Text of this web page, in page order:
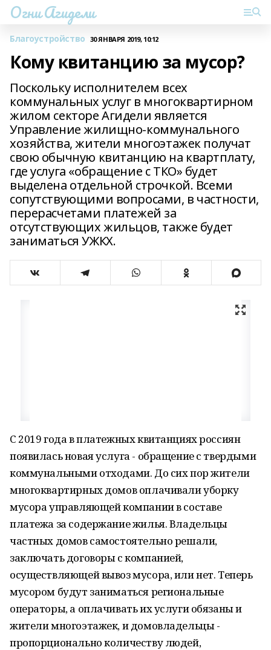
Огни Агидели
Благоустройство 30 ЯНВАРЯ 2019, 10:12
Кому квитанцию за мусор?
Поскольку исполнителем всех
коммунальных услуг в многоквартирном
жилом секторе Агидели является
Управление жилищно-коммунального
хозяйства, жители многоэтажек получат
свою обычную квитанцию на квартплату,
где услуга «обращение с ТКО» будет
выделена отдельной строчкой. Всеми
сопутствующими вопросами, в частности,
перерасчетами платежей за
отсутствующих жильцов, также будет
заниматься УЖКХ.
С 2019 года в платежных квитанциях россиян
появилась новая услуга - обращение с твердыми
коммунальными отходами. До сих пор жители
многоквартирных домов оплачивали уборку
мусора управляющей компании в составе
платежа за содержание жилья. Владельцы
частных домов самостоятельно решали,
заключать договоры с компанией,
осуществляющей вывоз мусора, или нет. Теперь
мусором будут заниматься региональные
операторы, а оплачивать их услуги обязаны и
жители многоэтажек, и домовладельцы -
пропорционально количеству людей,